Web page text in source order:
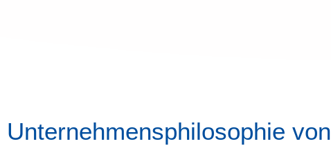
Unternehmensphilosophie von